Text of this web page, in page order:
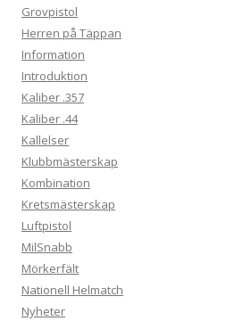
Grovpistol
Herren på Täppan
Information
Introduktion
Kaliber .357
Kaliber .44
Kallelser
Klubbmästerskap
Kombination
Kretsmästerskap
Luftpistol
MilSnabb
Mörkerfält
Nationell Helmatch
Nyheter